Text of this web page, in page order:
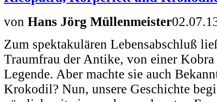
von Hans Jörg Müllenmeister
Zum spektakulären Lebensabschluß
Traumfrau der Antike, von einer Kobra
Legende. Aber machte sie auch
Krokodil? Nun, unsere Geschichte